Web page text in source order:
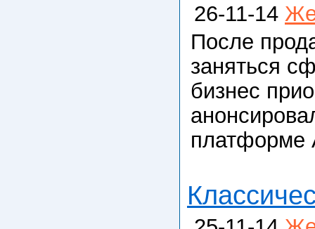
26-11-14
После
заняться
бизнес
платформе